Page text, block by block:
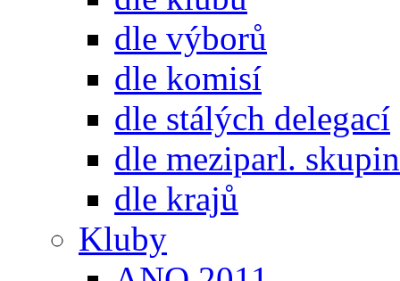
dle výborů
dle komisí
dle stálých delegací
dle meziparl. skupin
dle krajů
Kluby